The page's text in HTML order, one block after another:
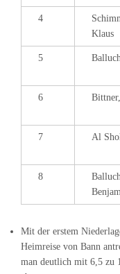
4
Klaus
5
6
7 Al
8
Balluch,
Mit der erstem
Heimreise von Bann
man deutlich mit 6,5 zu